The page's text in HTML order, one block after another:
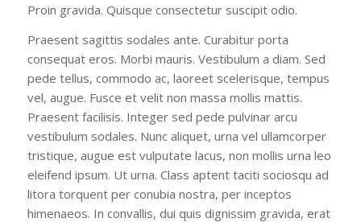
Proin gravida. Quisque consectetur suscipit odio.
Praesent sagittis sodales ante. Curabitur porta
consequat eros. Morbi mauris. Vestibulum a diam. Sed
pede tellus, commodo ac, laoreet scelerisque, tempus
vel, augue. Fusce et velit non massa mollis mattis.
Praesent facilisis. Integer sed pede pulvinar arcu
vestibulum sodales. Nunc aliquet, urna vel ullamcorper
tristique, augue est vulputate lacus, non mollis urna leo
eleifend ipsum. Ut urna. Class aptent taciti sociosqu ad
litora torquent per conubia nostra, per inceptos
himenaeos. In convallis, dui quis dignissim gravida, erat